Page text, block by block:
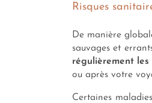
Risques
De manière
sauvages et
régulièrement les
ou après votre
Certaines